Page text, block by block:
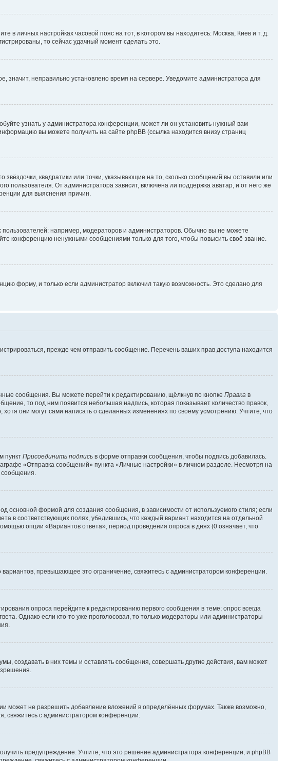
в личных настройках часовой пояс на тот, в котором вы находитесь: Москва, Киев и т. д.
то сейчас удачный момент сделать это.
значит, неправильно установлено время на сервере. Уведомите администратора для
узнать у администратора конференции, может ли он установить нужный вам
вы можете получить на сайте phpBB (ссылка находится внизу страниц
квадратики или точки, указывающие на то, сколько сообщений вы оставили или
пользователя. От администратора зависит, включена ли поддержка аватар, и от него же
для выяснения причин.
например, модераторов и администраторов. Обычно вы не можете
конференцию ненужными сообщениями только для того, чтобы повысить своё звание.
форму, и только если администратор включил такую возможность. Это сделано для
прежде чем отправить сообщение. Перечень ваших прав доступа находится
сообщения. Вы можете перейти к редактированию, щёлкнув по кнопке Правка в
то под ним появится небольшая надпись, которая показывает количество правок,
они могут сами написать о сделанных изменениях по своему усмотрению. Учтите, что
пункт Присоединить подпись в форме отправки сообщения, чтобы подпись добавилась.
«Отправка сообщений» пункта «Личные настройки» в личном разделе. Несмотря на
основной формой для создания сообщения, в зависимости от используемого стиля; если
в соответствующих полях, убедившись, что каждый вариант находится на отдельной
опции «Вариантов ответа», период проведения опроса в днях (0 означает, что
превышающее это ограничение, свяжитесь с администратором конференции.
опроса перейдите к редактированию первого сообщения в теме; опрос всегда
Однако если кто-то уже проголосовал, то только модераторы или администраторы
создавать в них темы и оставлять сообщения, совершать другие действия, вам может
может не разрешить добавление вложений в определённых форумах. Также возможно,
свяжитесь с администратором конференции.
предупреждение. Учтите, что это решение администратора конференции, и phpBB